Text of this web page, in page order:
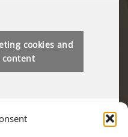
cookies and